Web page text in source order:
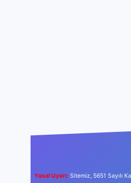
Yasal Uyarı: Sitemiz, 5651 Sayılı